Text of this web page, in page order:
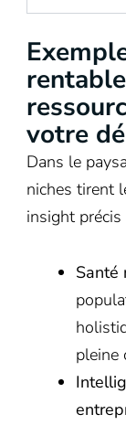
votre
Dans le
niches tirent
insight
Santé
pleine